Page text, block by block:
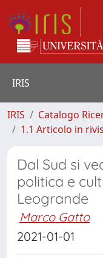
IRIS
IRIS Catalogo
1.1 Articolo in
Dal Sud si
politica e
Leogrande
Marco Gatto
2021-01-01